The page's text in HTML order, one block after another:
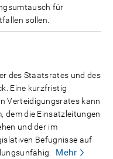
für
sollen.
des Staatsrates und des
Eine kurzfristig
Verteidigungsrates kann
dem die Einsatzleitungen
und der im
Befugnisse auf
Mehr